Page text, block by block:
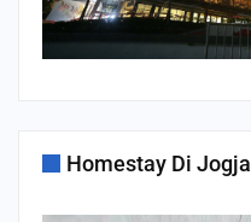
Homestay Di Jogja